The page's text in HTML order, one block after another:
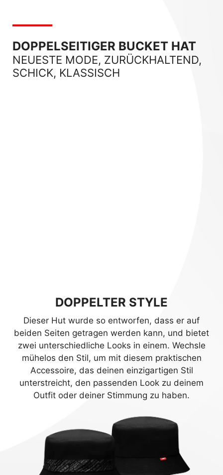
DOPPELSEITIGER BUCKET HAT
NEUESTE MODE, ZURÜCKHALTEND,
SCHICK, KLASSISCH
DOPPELTER STYLE
Dieser Hut wurde so entworfen, dass er auf
beiden Seiten getragen werden kann, und bietet
zwei unterschiedliche Looks in einem. Wechsle
mühelos den Stil, um mit diesem praktischen
Accessoire, das deinen einzigartigen Stil
unterstreicht, den passenden Look zu deinem
Outfit oder deiner Stimmung zu haben.